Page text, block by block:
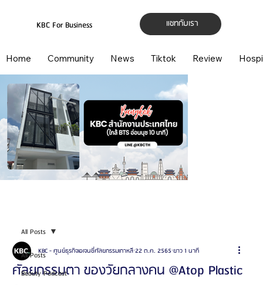
แชทกับเรา
KBC For Business
Home Community News Tiktok Review
All Posts
Beauty Podcast
All Posts
ศัลยกรรมตา ของวัยกลางคน @Atop Plastic
KBC - ศูนย์ธุรกิจเอเจนซี่ศัลยกรรมเกาหลี22 ต.ค. 2565 ยาว 1 นาที